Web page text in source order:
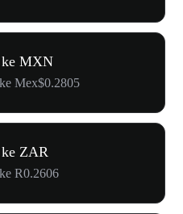
MXN
Mex$0.2805
ZAR
R0.2606